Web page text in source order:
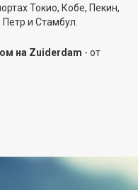
Токио, Кобе, Пекин,
и Стамбул.
на Zuiderdam - от